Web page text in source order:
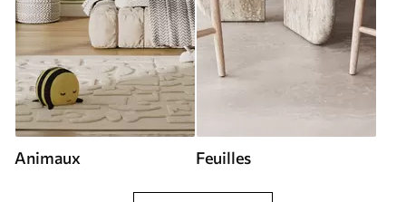
Animaux Feuilles